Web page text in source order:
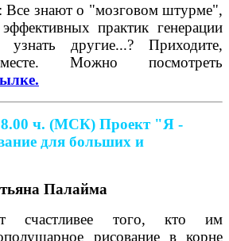
Все знают о "мозговом штурме",
практик генерации
другие...? Приходите,
Можно посмотреть
ч. (МСК) Проект "Я -
для больших и
Палайма
счастливее того, кто им
рисование в корне